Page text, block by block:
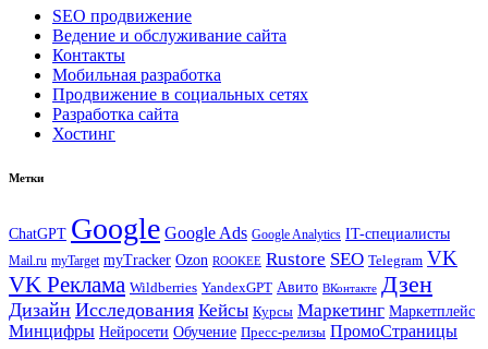
SEO продвижение
Ведение и обслуживание сайта
Контакты
Мобильная разработка
Продвижение в социальных сетях
Разработка сайта
Хостинг
Метки
ChatGPT Google Google Ads Google Analytics IT-специалисты
Mail.ru myTarget myTracker Ozon ROOKEE Rustore SEO Telegram VK
VK Реклама Wildberries YandexGPT Авито ВКонтакте Дзен
Дизайн Исследования Кейсы Курсы Маркетинг Маркетплейс
Минцифры Нейросети Обучение Пресс-релизы ПромоСтраницы